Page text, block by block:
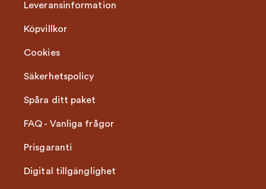
Leveransinformation
Köpvillkor
Cookies
Säkerhetspolicy
Spåra ditt paket
FAQ - Vanliga frågor
Prisgaranti
Digital tillgänglighet